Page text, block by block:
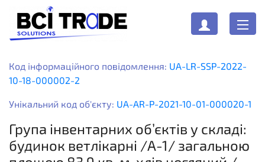
Код інформаційного повідомлення: UA-LR-SSP-2022-
10-18-000002-2
Унікальний код об'єкту: UA-AR-P-2021-10-01-000020-1
Група інвентарних об’єктів у складі:
будинок ветлікарні /А-1/ загальною